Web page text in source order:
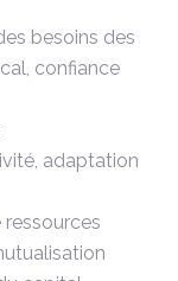
besoins des
confiance
adaptation